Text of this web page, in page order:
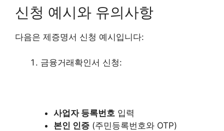
신청 예시와 유의사항
다음은 제증명서 신청 예시입니다:
금융거래확인서 신청:
사업자 등록번호 입력
본인 인증(주민등록번호와 OTP)